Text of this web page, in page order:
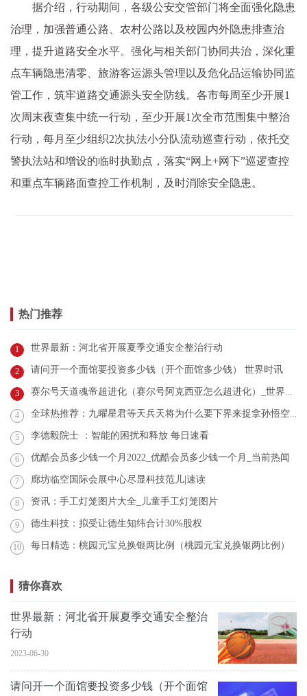
据介绍，行动期间，各级公安交管部门将全面强化隐患
治理，加强普通公路、农村公路以及校园内外隐患排查治
理，提升道路安全水平。强化与相关部门协同共治，深化重
点车辆隐患清零、旅游客运源头管理以及危化品运输协同监
管工作，筑牢道路交通源头安全防线。各市每周至少开展1
次周末夜查集中统一行动，至少开展1次全市范围集中整治
行动，每月至少组织2次执法小分队流动巡查行动，依托交
警执法站和增设的临时执勤点，落实“网上+网下”巡逻查控
和重点车辆路面查控工作机制，及时消除安全隐患。
热门推荐
1 世界最新：河北省开展夏季交通安全整治行动
2 请问开一个面馆要投资多少钱（开个面馆多少钱） 世界时讯
3 赛尔号天道魂帝超进化（赛尔号阿克西亚怎么超进化）_世界看点
4 全球热推荐：九曜星君等天兵天将为什么要下界来捉拿孙悟空_九曜星君
5 李德毅院士 ：智能的困扰和释放 每日速看
6 优酷会员多少钱一个月2022_优酷会员多少钱一个月_当前热闻
7 廊坊临空国际会展中心尽显科技范儿|速读
8 资讯：手工灯笼图片大全_儿童手工灯笼图片
9 德生科技：拟受让德生知纬合计30%股权
10 每日精选：桃园元宝兑换银两比例（桃园元宝兑换银两比例）
猜你喜欢
世界最新：河北省开展夏季交通安全整治
行动
2023-06-30
请问开一个面馆要投资多少钱（开个面馆